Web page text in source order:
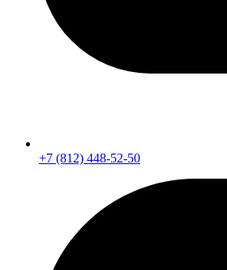
+7 (812) 448-52-50